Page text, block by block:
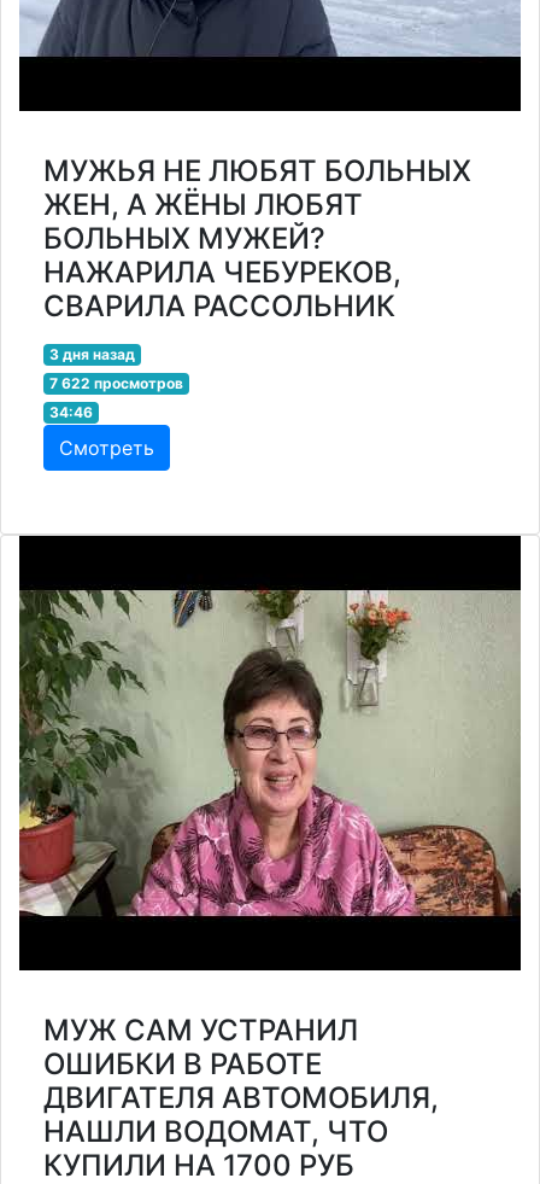
МУЖЬЯ НЕ ЛЮБЯТ БОЛЬНЫХ
ЖЕН, А ЖЁНЫ ЛЮБЯТ
БОЛЬНЫХ МУЖЕЙ?
НАЖАРИЛА ЧЕБУРЕКОВ,
СВАРИЛА РАССОЛЬНИК
3 дня назад
7 622 просмотров
34:46
Смотреть
МУЖ САМ УСТРАНИЛ
ОШИБКИ В РАБОТЕ
ДВИГАТЕЛЯ АВТОМОБИЛЯ,
НАШЛИ ВОДОМАТ, ЧТО
КУПИЛИ НА 1700 РУБ